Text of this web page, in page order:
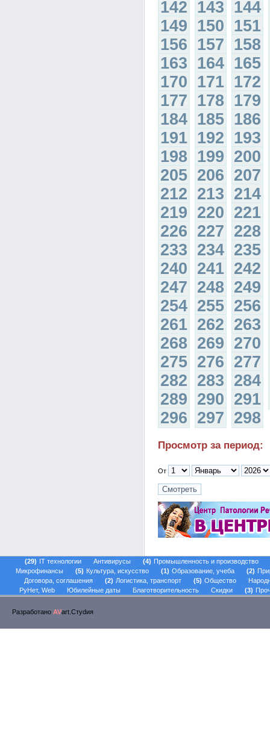
142 143 144
149 150 151
156 157 158
163 164 165
170 171 172
177 178 179
184 185 186
191 192 193
198 199 200
205 206 207
212 213 214
219 220 221
226 227 228
233 234 235
240 241 242
247 248 249
254 255 256
261 262 263
268 269 270
275 276 277
282 283 284
289 290 291
296 297 298
Просмотр за период:
От
29 IT технологии Антивирусы 4
Промышленность и производство
Микрофинансы
5 Культура, искусство 1 Образование, учеба 2
Договора, соглашения
2 Логистика, транспорт 5 Общество
РуНет, Web
Юбилейные даты Благотворительность Скидки 3
Разработано AVart.Стуdия